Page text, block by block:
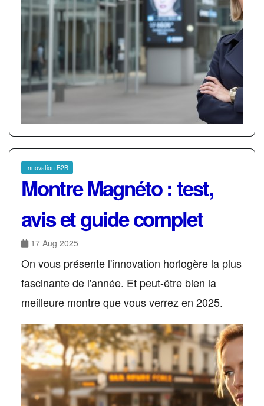
Innovation B2B
Montre Magnéto : test,
avis et guide complet
17 Aug 2025
On vous présente l'innovation horlogère la plus
fascinante de l'année. Et peut-être bien la
meilleure montre que vous verrez en 2025.